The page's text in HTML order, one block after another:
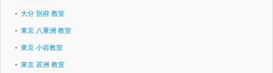
大分 別府 教室
東京 八重洲 教室
東京 小岩教室
東京 若洲 教室